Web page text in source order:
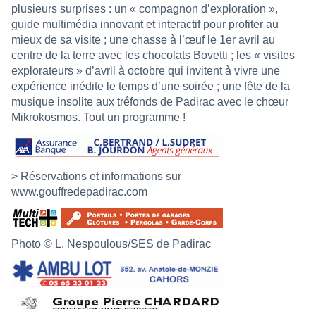
plusieurs surprises : un « compagnon d’exploration »,
guide multimédia innovant et interactif pour profiter au
mieux de sa visite ; une chasse à l’œuf le 1er avril au
centre de la terre avec les chocolats Bovetti ; les « visites
explorateurs » d’avril à octobre qui invitent à vivre une
expérience inédite le temps d’une soirée ; une fête de la
musique insolite aux tréfonds de Padirac avec le chœur
Mikrokosmos. Tout un programme !
> Réservations et informations sur
www.gouffredepadirac.com
Photo © L. Nespoulous/SES de Padirac